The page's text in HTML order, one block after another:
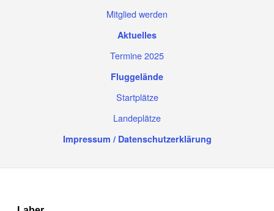
Mitglied werden
Aktuelles
Termine 2025
Fluggelände
Startplätze
Landeplätze
Impressum / Datenschutzerklärung